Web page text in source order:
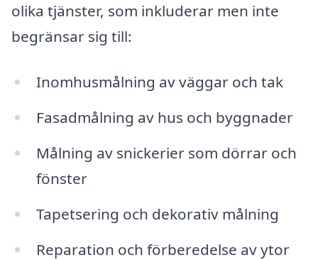
olika tjänster, som inkluderar men inte
begränsar sig till:
Inomhusmålning av väggar och tak
Fasadmålning av hus och byggnader
Målning av snickerier som dörrar och
fönster
Tapetsering och dekorativ målning
Reparation och förberedelse av ytor